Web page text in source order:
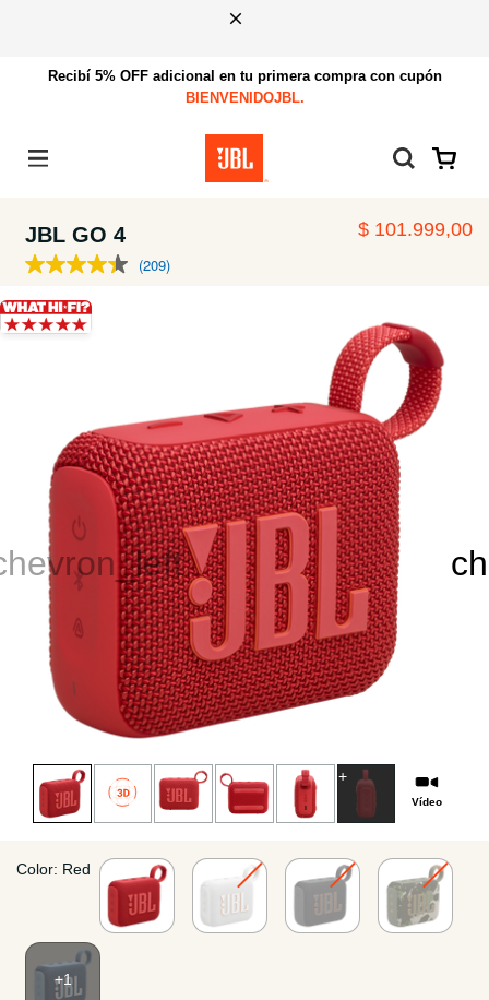
Recibí 5% OFF adicional en tu primera compra con cupón
BIENVENIDOJBL.
Menú
JBL GO 4
(209)
$ 101.999,00
Vídeo
Color: Red
Installments